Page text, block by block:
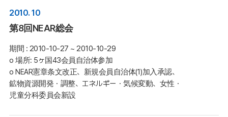
2010. 10
第8回NEAR総会
期間 : 2010-10-27 ~ 2010-10-29
o 場所: 5ヶ国43会員自治体参加
o NEAR憲章条文改正、新規会員自治体(1)加入承認、
鉱物資源開発・調整、エネルギー・気候変動、女性・
児童分科委員会新設